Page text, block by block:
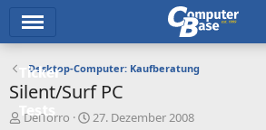
Ticker
Tests
Desktop-Computer: Kaufberatung
Silent/Surf PC
E
DelTorro
E
27. Dezember 2008